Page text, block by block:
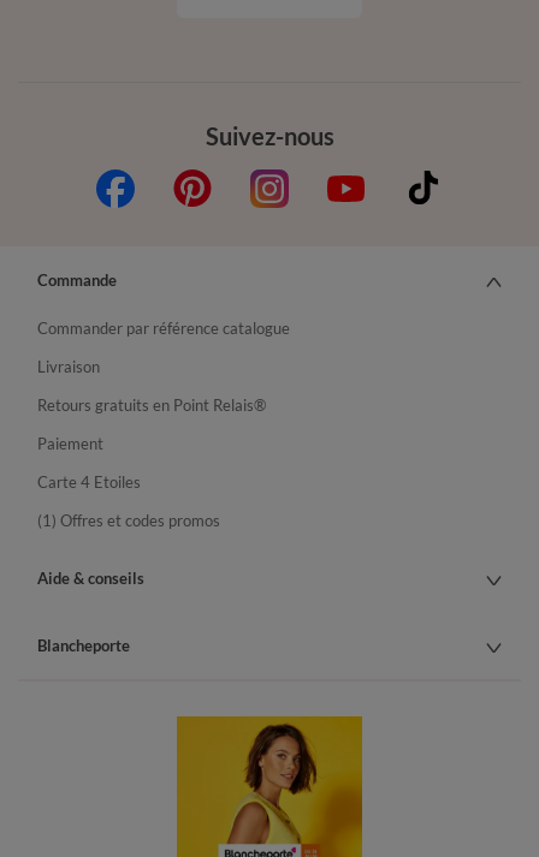
Suivez-nous
Commande
Commander par référence catalogue
Livraison
Retours gratuits en Point Relais®
Paiement
Carte 4 Etoiles
(1) Offres et codes promos
Aide & conseils
Blancheporte